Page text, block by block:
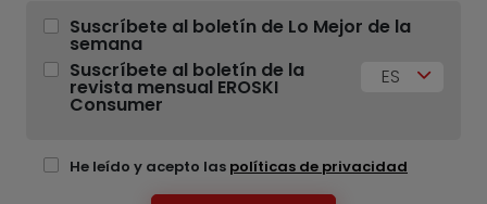
Suscríbete al boletín de Lo Mejor de la
semana
Suscríbete al boletín de la
revista mensual EROSKI
Consumer
ES
He leído y acepto las políticas de privacidad